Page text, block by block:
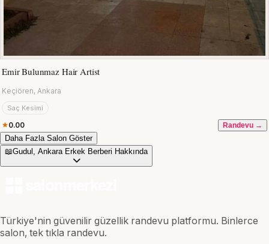
Emir Bulunmaz Hair Artist
Keçiören, Ankara
Saç Kesimi
0.00 Randevu →
Daha Fazla Salon Göster
📖Gudul, Ankara Erkek Berberi Hakkında
Türkiye'nin güvenilir güzellik randevu platformu. Binlerce
salon, tek tıkla randevu.